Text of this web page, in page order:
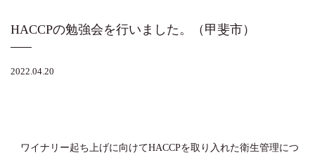
HACCPの勉強会を行いました。（甲斐市）
2022.04.20
ワイナリー起ち上げに向けてHACCPを取り入れた衛生管理につ